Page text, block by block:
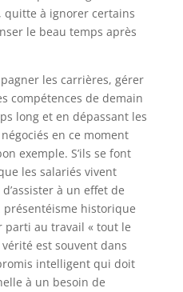
quitte à ignorer certains
le beau temps après
les carrières, gérer
compétences de demain
long et en dépassant les
en ce moment
exemple. S’ils se font
les salariés vivent
à un effet de
historique
au travail « tout le
est souvent dans
intelligent qui doit
à un besoin de